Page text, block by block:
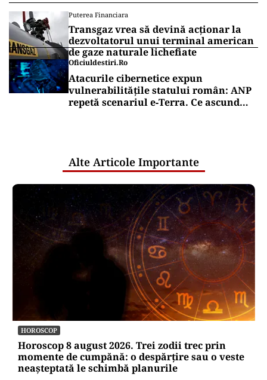
Puterea Financiara
Transgaz vrea să devină acționar la
dezvoltatorul unui terminal american
de gaze naturale lichefiate
Oficiuldestiri.ro
Atacurile cibernetice expun
vulnerabilitățile statului român: ANP
repetă scenariul e‑Terra. Ce ascund
Alte Articole Importante
HOROSCOP
Horoscop 8 august 2026. Trei zodii trec prin
momente de cumpănă: o despărțire sau o veste
neașteptată le schimbă planurile